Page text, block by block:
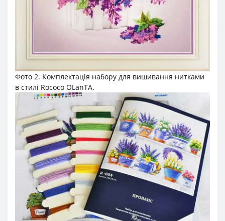
Фото 2. Комплектація набору для вишивання нитками
в стилі Rococo OLanTА.